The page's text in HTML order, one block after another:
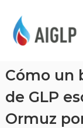
Cómo un
de GLP
Ormuz